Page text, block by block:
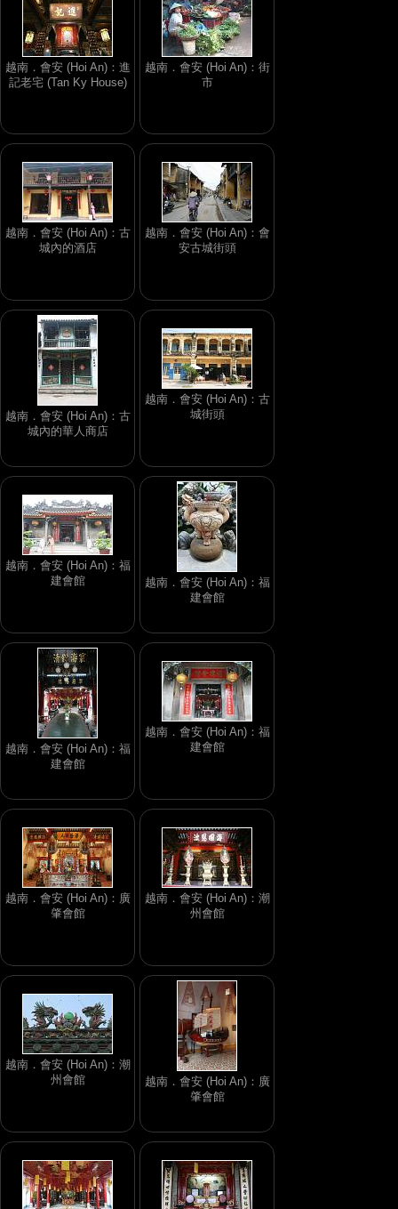
越南．會安 (Hoi An)：進
記老宅 (Tan Ky House)
越南．會安 (Hoi An)：街
市
越南．會安 (Hoi An)：古
城內的酒店
越南．會安 (Hoi An)：會
安古城街頭
越南．會安 (Hoi An)：古
城內的華人商店
越南．會安 (Hoi An)：古
城街頭
越南．會安 (Hoi An)：福
建會館
越南．會安 (Hoi An)：福
建會館
越南．會安 (Hoi An)：福
建會館
越南．會安 (Hoi An)：福
建會館
越南．會安 (Hoi An)：廣
肇會館
越南．會安 (Hoi An)：潮
州會館
越南．會安 (Hoi An)：潮
州會館
越南．會安 (Hoi An)：廣
肇會館